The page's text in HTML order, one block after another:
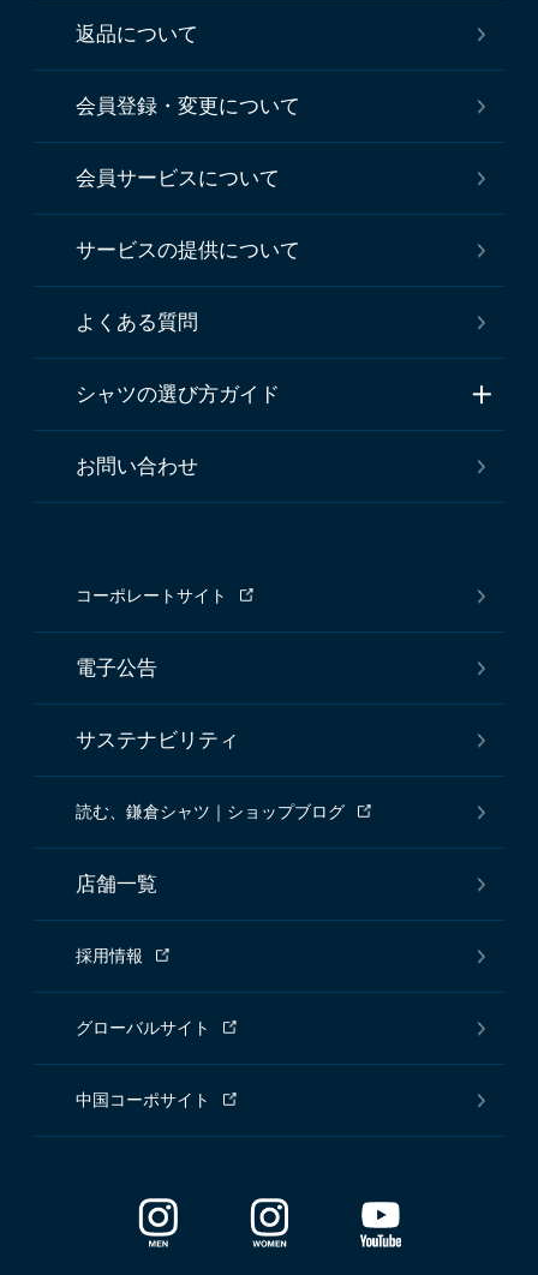
返品について
会員登録・変更について
会員サービスについて
サービスの提供について
よくある質問
シャツの選び方ガイド
お問い合わせ
コーポレートサイト
電子公告
サステナビリティ
読む、鎌倉シャツ｜ショップブログ
店舗一覧
採用情報
グローバルサイト
中国コーポサイト